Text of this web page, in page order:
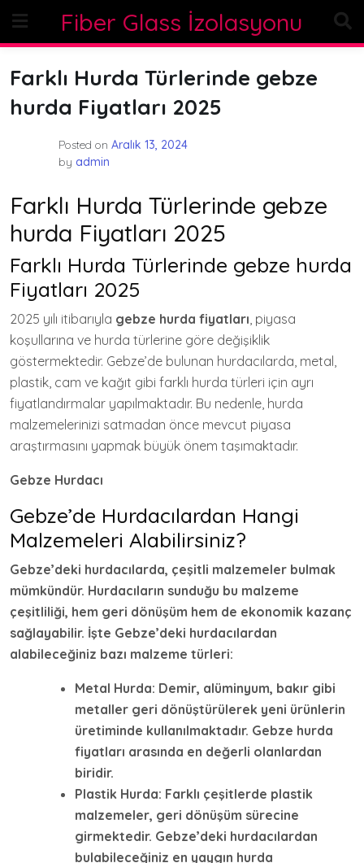
content
Fiber Glass İzolasyonu
Farklı Hurda Türlerinde gebze
hurda Fiyatları 2025
Posted on Aralık 13, 2024
by admin
Farklı Hurda Türlerinde gebze
hurda Fiyatları 2025
Farklı Hurda Türlerinde gebze hurda
Fiyatları 2025
2025 yılı itibarıyla gebze hurda fiyatları, piyasa
koşullarına ve hurda türlerine göre değişiklik
göstermektedir. Gebze’de bulunan hurdacılarda, metal,
plastik, cam ve kağıt gibi farklı hurda türleri için ayrı
fiyatlandırmalar yapılmaktadır. Bu nedenle, hurda
malzemelerinizi satmadan önce mevcut piyasa
araştırmasını yapmak büyük önem taşımaktadır.
Gebze Hurdacı
Gebze’de Hurdacılardan Hangi
Malzemeleri Alabilirsiniz?
Gebze’deki hurdacılarda, çeşitli malzemeler bulmak
mümkündür. Hurdacıların sunduğu bu malzeme
çeşitliliği, hem geri dönüşüm hem de ekonomik kazanç
sağlayabilir. İşte Gebze’deki hurdacılardan
alabileceğiniz bazı malzeme türleri:
Metal Hurda: Demir, alüminyum, bakır gibi
metaller geri dönüştürülerek yeni ürünlerin
üretiminde kullanılmaktadır. Gebze hurda
fiyatları arasında en değerli olanlardan
biridir.
Plastik Hurda: Farklı çeşitlerde plastik
malzemeler, geri dönüşüm sürecine
girmektedir. Gebze’deki hurdacılardan
bulabileceğiniz en yaygın hurda